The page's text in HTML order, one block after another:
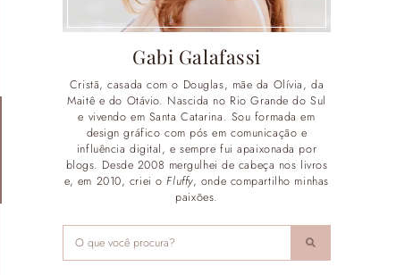
Gabi Galafassi
Cristã, casada com o Douglas, mãe da Olívia, da
Maitê e do Otávio. Nascida no Rio Grande do Sul
e vivendo em Santa Catarina. Sou formada em
design gráfico com pós em comunicação e
influência digital, e sempre fui apaixonada por
blogs. Desde 2008 mergulhei de cabeça nos livros
e, em 2010, criei oFluffy, onde compartilho minhas
paixões.